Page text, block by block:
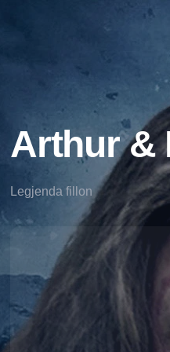
Arthur &
Legjenda fillon